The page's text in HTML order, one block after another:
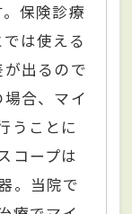
保険診療
は使える
出るので
合、マイ
うことに
コープは
。当院で